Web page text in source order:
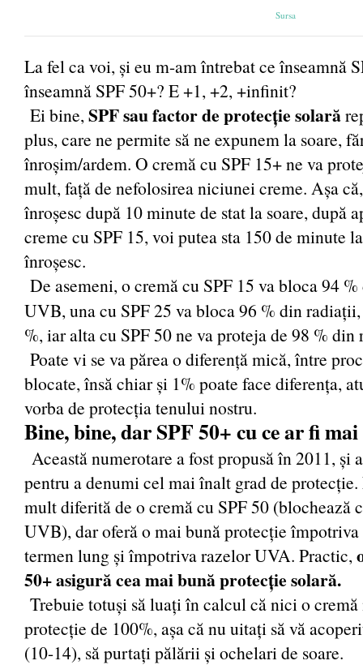
Sursa
La fel ca voi, și eu m-am întrebat ce înseamnă
înseamnă SPF 50+? E +1, +2, +infinit?
Ei bine,SPF sau factor de protecție solară
plus, care ne permite să ne expunem la soare,
înroșim/ardem. O cremă cu SPF 15+ ne va
mult, față de nefolosirea niciunei creme. Așa
înroșesc după 10 minute de stat la soare, după
creme cu SPF 15, voi putea sta 150 de minute
înroșesc.
De asemeni, o cremă cu SPF 15 va bloca 94
UVB, una cu SPF 25 va bloca 96 % din
%, iar alta cu SPF 50 ne va proteja de 98 %
Poate vi se va părea o diferență mică, între
blocate, însă chiar și 1% poate face diferența,
vorba de protecția tenului nostru.
Bine, bine, dar SPF 50+ cu ce ar fi
Această numerotare a fost propusă în 2011, și
pentru a denumi cel mai înalt grad de
mult diferită de o cremă cu SPF 50 (blochează
UVB), dar oferă o mai bună protecție împotriva
termen lung și împotriva razelor UVA. Practic,
50+ asigură cea mai bună protecție solară.
Trebuie totuși să luați în calcul că nici o cremă
protecție de 100%, așa că nu uitați să vă
(10-14), să purtați pălării și ochelari de soare.